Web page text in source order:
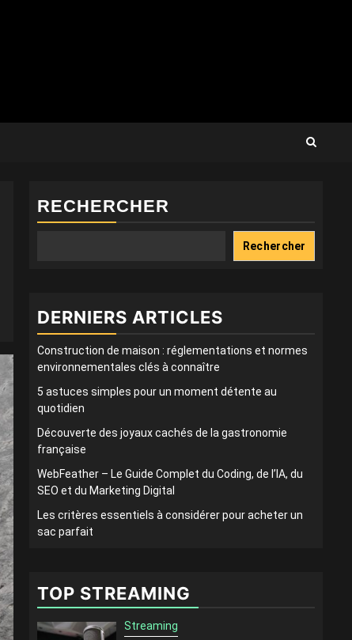
RECHERCHER
Rechercher
DERNIERS ARTICLES
Construction de maison : réglementations et normes
environnementales clés à connaître
5 astuces simples pour un moment détente au
quotidien
Découverte des joyaux cachés de la gastronomie
française
WebFeather – Le Guide Complet du Coding, de l’IA, du
SEO et du Marketing Digital
Les critères essentiels à considérer pour acheter un
sac parfait
TOP STREAMING
Streaming